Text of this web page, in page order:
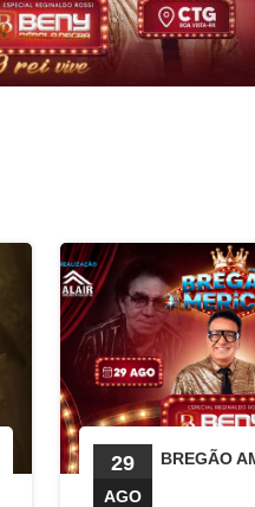
29
AGO
BREGÃO